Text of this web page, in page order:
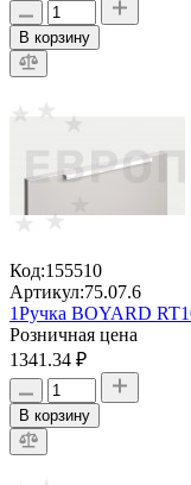
В корзину
Код:155510
Артикул:75.07.6
1Ручка BOYARD
Розничная цена
1341.34 ₽
В корзину